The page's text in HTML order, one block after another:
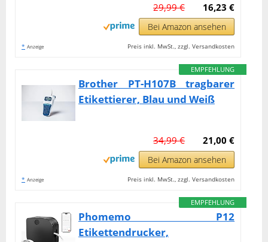
16,23 €
29,99 €
Bei Amazon ansehen
* Anzeige Preis inkl. MwSt., zzgl. Versandkosten
EMPFEHLUNG
Brother PT-H107B tragbarer
Etikettierer, Blau und Weiß
21,00 €
34,99 €
Bei Amazon ansehen
* Anzeige Preis inkl. MwSt., zzgl. Versandkosten
EMPFEHLUNG
Phomemo P12
Etikettendrucker,